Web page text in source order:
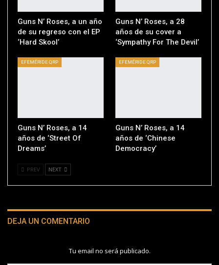
Guns N’ Roses, a un año
de su regreso con el EP
‘Hard Skool’
Guns N’ Roses, a 28
años de su cover a
‘Sympathy For The Devil’
EFEMÉRIDE QRP
Guns N’ Roses, a 14
años de ‘Street Of
Dreams’
EFEMÉRIDE QRP
Guns N’ Roses, a 14
años de ‘Chinese
Democracy’
PREV NEXT
DEJA UN COMENTARIO
Tu email no será publicado.